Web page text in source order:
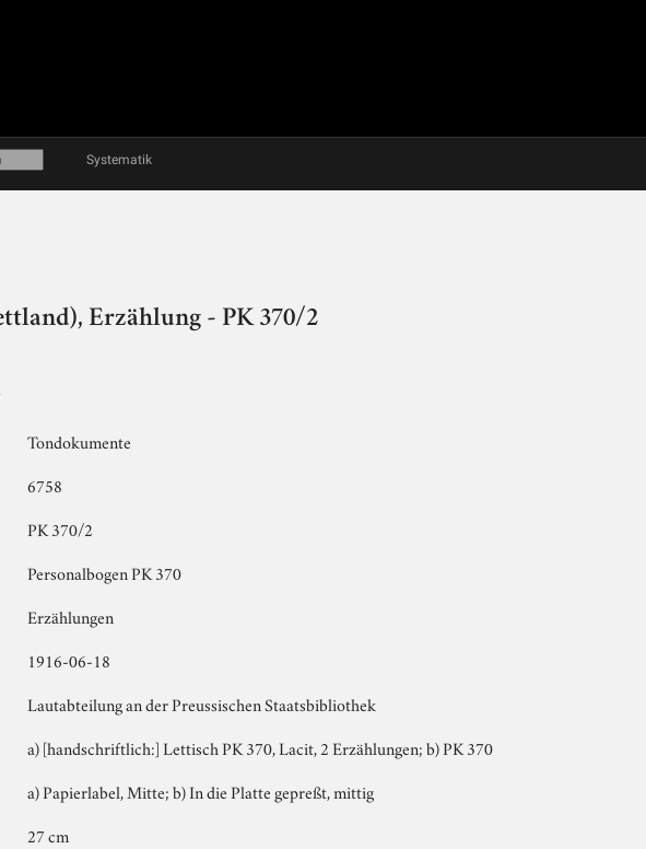
Systematik
Erzählung - PK 370/2
Tondokumente
6758
PK 370/2
Personalbogen PK 370
Erzählungen
1916-06-18
Lautabteilung an der Preussischen Staatsbibliothek
a) [handschriftlich:] Lettisch PK 370, Lacit, 2 Erzählungen; b) PK 370
a) Papierlabel, Mitte; b) In die Platte gepreßt, mittig
27 cm